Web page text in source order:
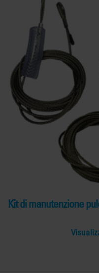
Kit di manutenzione